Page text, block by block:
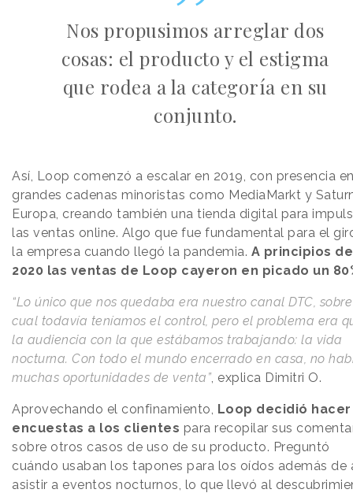
Nos propusimos arreglar dos
cosas: el producto y el estigma
que rodea a la categoría en su
conjunto.
Así, Loop comenzó a escalar en 2019, con presencia
grandes cadenas minoristas como MediaMarkt y
Europa, creando también una tienda digital para
las ventas online. Algo que fue fundamental para el
la empresa cuando llegó la pandemia. A principios de
2020 las ventas de Loop cayeron en picado un
“Lo único que nos quedaba era nuestro canal DTC,
cual todavía teníamos el control, pero el problema era
la audiencia con la que estábamos trabajando: la vida
nocturna. Con todo el mundo encerrado en casa, no
muchas oportunidades de venta”, explica Dimitri O.
Aprovechando el confinamiento, Loop decidió hacer
encuestas a los clientes para recopilar sus
sobre otros casos de uso de su producto. Preguntó
cuándo usaban los tapones para los oídos además de
asistir a eventos nocturnos, lo que llevó al